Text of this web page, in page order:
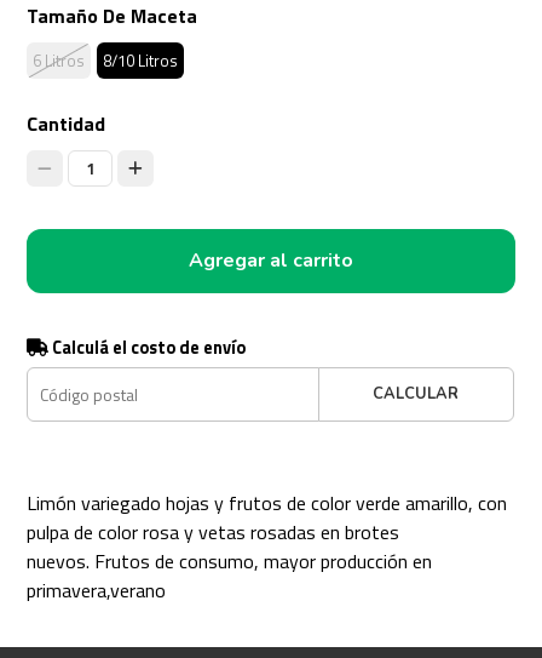
Tamaño De Maceta
6 Litros 8/10 Litros
Cantidad
1
Agregar al carrito
Calculá el costo de envío
CALCULAR
Limón variegado hojas y frutos de color verde amarillo, con
pulpa de color rosa y vetas rosadas en brotes
nuevos. Frutos de consumo, mayor producción en
primavera,verano